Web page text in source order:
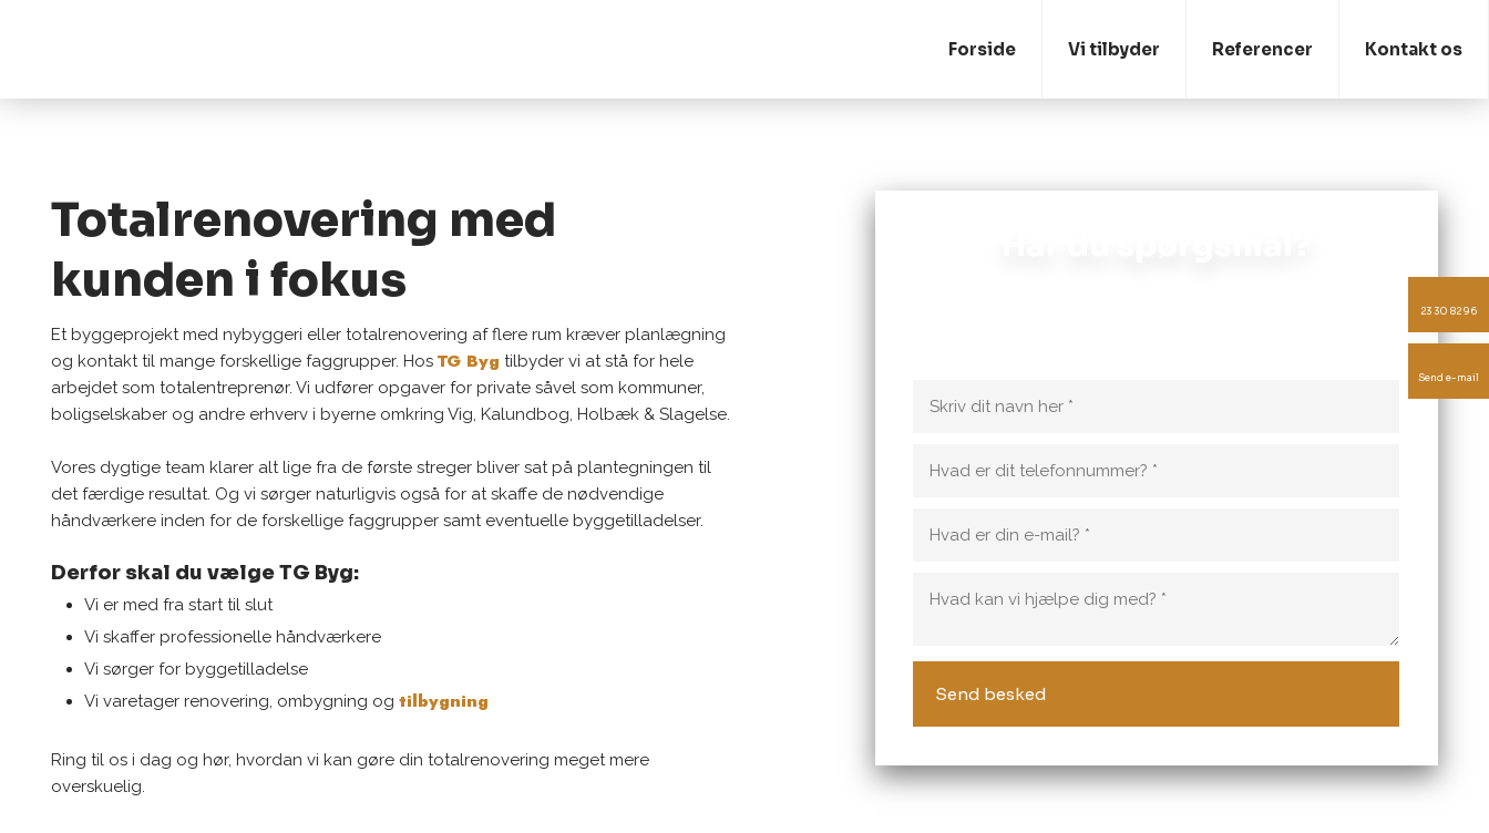
23 30 82 96
Send e-mail
Forside Vi tilbyder Referencer Kontakt os
Totalrenovering med
kunden i fokus
Et byggeprojekt med nybyggeri eller totalrenovering af flere rum kræver planlægning
og kontakt til mange forskellige faggrupper. HosTG Byg tilbyder vi at stå for hele
arbejdet som totalentreprenør. Vi udfører opgaver for private såvel som kommuner,
boligselskaber og andre erhverv i byerne omkring Vig, Kalundbog, Holbæk & Slagelse.
Vores dygtige team klarer alt lige fra de første streger bliver sat på plantegningen til
det færdige resultat. Og vi sørger naturligvis også for at skaffe de nødvendige
håndværkere inden for de forskellige faggrupper samt eventuelle byggetilladelser.
Derfor skal du vælge TG Byg:
​Vi er med fra start til slut
Vi skaffer professionelle håndværkere
Vi sørger for byggetilladelse
​Vi varetager renovering, ombygning ogtilbygning
Ring til os i dag og hør, hvordan vi kan gøre din totalrenovering meget mere
overskuelig.